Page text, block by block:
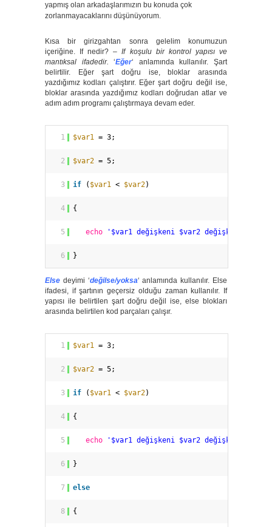
yapmış olan arkadaşlarımızın bu konuda çok
zorlanmayacaklarını düşünüyorum.
Kısa bir girizgahtan sonra gelelim konumuzun
içeriğine. If nedir? –If koşulu bir kontrol yapısı ve
mantıksal ifadedir. ‘Eğer‘ anlamında kullanılır. Şart
belirtilir. Eğer şart doğru ise, bloklar arasında
yazdığımız kodları çalıştırır. Eğer şart doğru değil ise,
bloklar arasında yazdığımız kodları doğrudan atlar ve
adım adım programı çalıştırmaya devam eder.
1 $var1 = 3;
2 $var2 = 5;
3 if ( $var1 < $var2)
4 {
5 echo '$var1 değişkeni $var2 değişkeninden
6 }
Else deyimi ‘değilse/yoksa‘ anlamında kullanılır. Else
ifadesi, if şartının geçersiz olduğu zaman kullanılır. If
yapısı ile belirtilen şart doğru değil ise, else blokları
arasında belirtilen kod parçaları çalışır.
1 $var1 = 3;
2 $var2 = 5;
3 if ( $var1 < $var2)
4 {
5 echo '$var1 değişkeni $var2 değişkeninden
6 }
7 else
8 {